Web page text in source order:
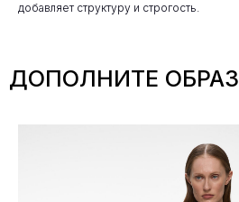
добавляет структуру и строгость.
ДОПОЛНИТЕ ОБРАЗ